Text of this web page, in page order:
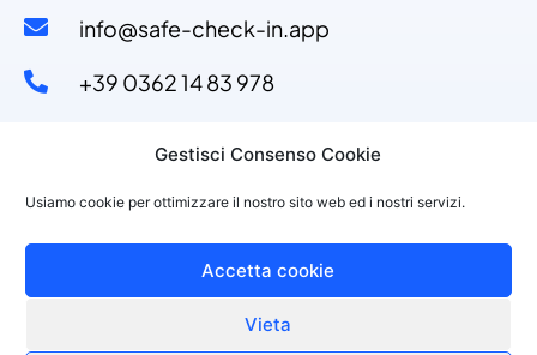
Gestisci Consenso Cookie
Usiamo cookie per ottimizzare il nostro sito web ed i nostri servizi.
Accetta cookie
Vieta
info@safe-check-in.app
+39 0362 14 83 978​
Via Dante Alighieri, 4
20822 Seveso (MB)
©2021 PURPLESOFT S.R.L., P.IVA 10143150968